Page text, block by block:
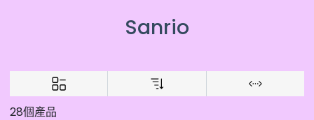
Sanrio
28個產品